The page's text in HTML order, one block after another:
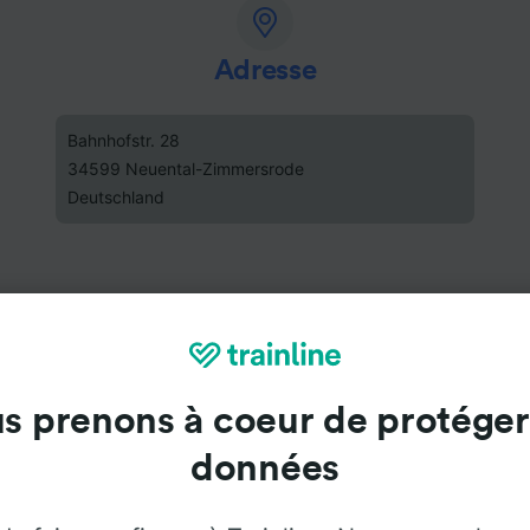
Adresse
Bahnhofstr. 28
34599 Neuental-Zimmersrode
Deutschland
prenons à coeur de
données